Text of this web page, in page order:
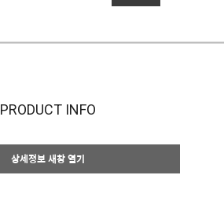
PRODUCT INFO
상세정보 새창 열기